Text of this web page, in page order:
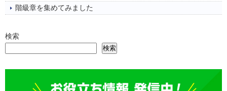
階級章を集めてみました
検索
検索